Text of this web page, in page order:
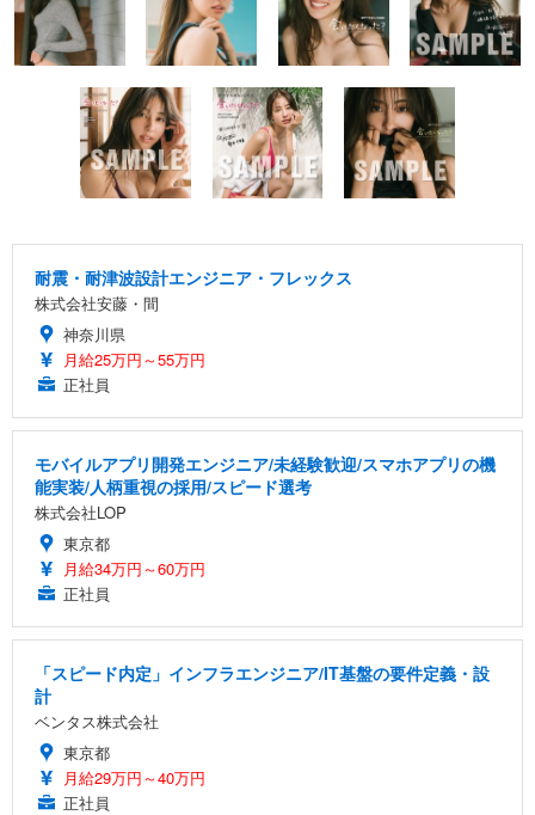
耐震・耐津波設計エンジニア・フレックス
株式会社安藤・間
神奈川県
月給25万円～55万円
正社員
モバイルアプリ開発エンジニア/未経験歓迎/スマホアプリの機
能実装/人柄重視の採用/スピード選考
株式会社LOP
東京都
月給34万円～60万円
正社員
「スピード内定」インフラエンジニア/IT基盤の要件定義・設
計
ベンタス株式会社
東京都
月給29万円～40万円
正社員